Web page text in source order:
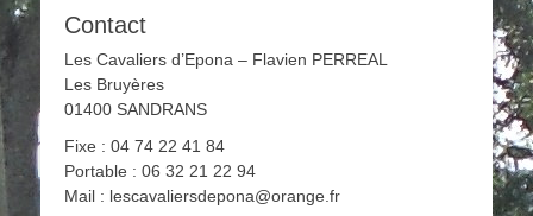
Contact
Les Cavaliers d’Epona – Flavien PERREAL
Les Bruyères
01400 SANDRANS
Fixe : 04 74 22 41 84
Portable : 06 32 21 22 94
Mail : lescavaliersdepona@orange.fr